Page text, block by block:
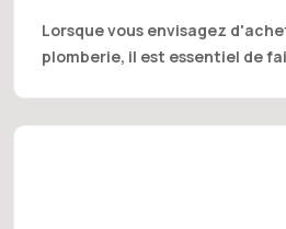
Lorsque vous envisagez
plomberie, il est essentiel de